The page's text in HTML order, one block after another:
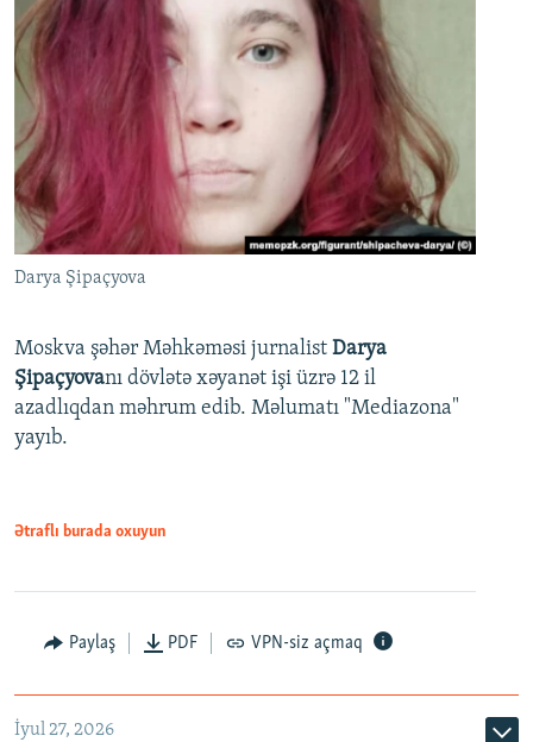
Darya Şipaçyova
Moskva şəhər Məhkəməsi jurnalist Darya
Şipaçyovanı dövlətə xəyanət işi üzrə 12 il
azadlıqdan məhrum edib. Məlumatı "Mediazona"
yayıb.
Ətraflı burada oxuyun
Paylaş PDF VPN-siz açmaq
İyul 27, 2026